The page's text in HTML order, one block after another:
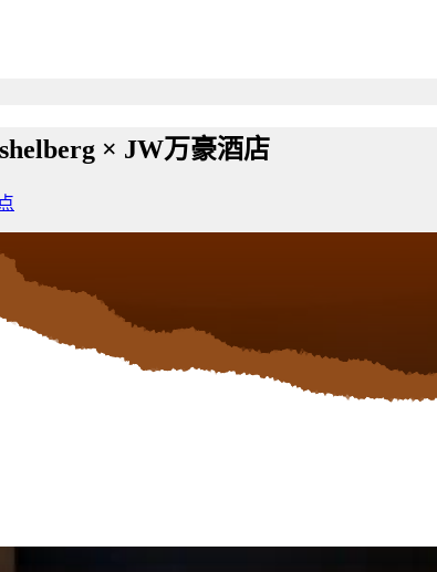
× JW万豪酒店